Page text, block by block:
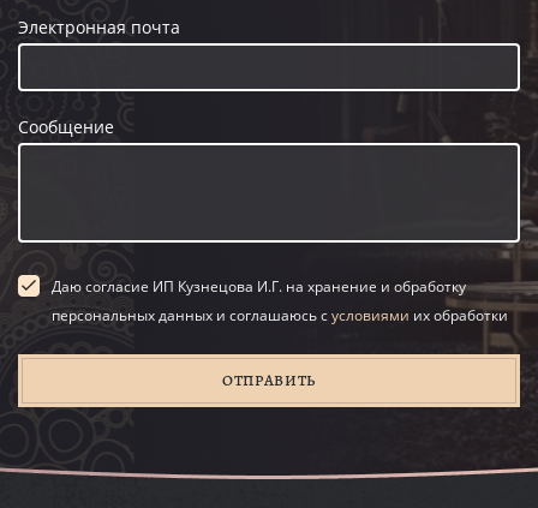
Электронная почта
Сообщение
Даю согласие ИП Кузнецова И.Г. на хранение и обработку
персональных данных и соглашаюсь сусловиями их обработки
ОТПРАВИТЬ